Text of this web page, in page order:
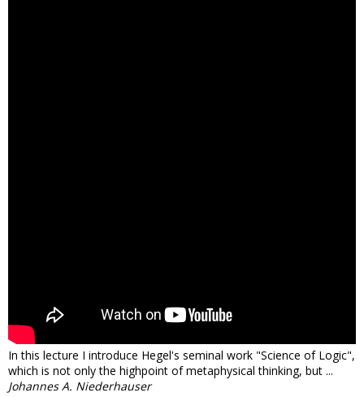
In this lecture I introduce Hegel's seminal work "Science of Logic",
which is not only the highpoint of metaphysical thinking, but ...
Johannes A. Niederhauser